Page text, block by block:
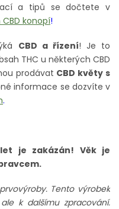
a tipů se dočtete v
konopí!
CBD a řízení! Je to
THC u některých CBD
prodávat CBD květy s
informace se dozvíte v
.
je zakázán! Věk je
Tento výrobek
k dalšímu zpracování.